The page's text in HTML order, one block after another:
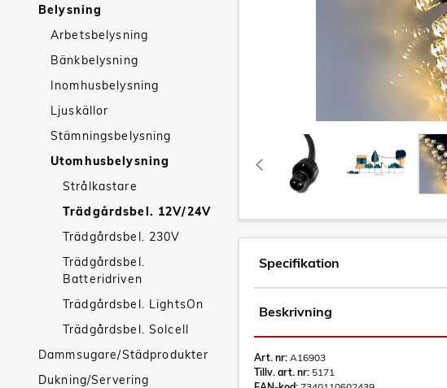
Belysning
Arbetsbelysning
Bänkbelysning
Inomhusbelysning
Ljuskällor
Stämningsbelysning
Utomhusbelysning
Strålkastare
Trädgårdsbel. 12V/24V
Trädgårdsbel. 230V
Trädgårdsbel.
Batteridriven
Trädgårdsbel. LightsOn
Trädgårdsbel. Solcell
Dammsugare/Städprodukter
Dukning/Servering
Specifikation
Beskrivning
Art. nr: A16903
Tillv. art. nr: 5171